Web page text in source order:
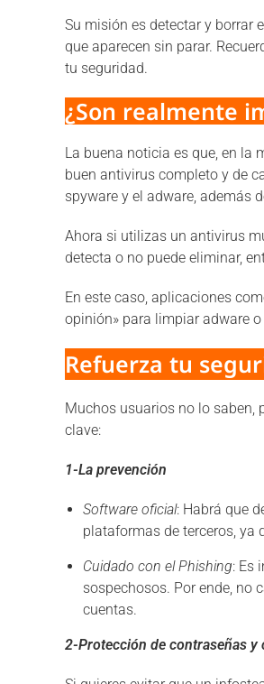
Su misión es detectar y borrar
que aparecen sin parar.
tu seguridad.
¿Son realmente
La buena noticia es que, en la
buen antivirus completo y de
spyware y el adware, además
Ahora si utilizas un antivirus
detecta o no puede eliminar,
En este caso, aplicaciones
opinión» para limpiar adware
Refuerza tu
Muchos usuarios no lo saben,
clave:
1-La prevención
Software oficial: Habrá que
plataformas de terceros, ya
Cuidado con el Phishing: Es
sospechosos. Por ende, no
cuentas.
2-Protección de contraseñas y